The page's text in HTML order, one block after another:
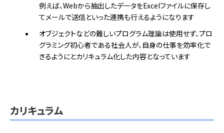
例えば、Webから抽出したデータをExcelファイルに保存し
てメールで送信といった連携も行えるようになります
オブジェクトなどの難しいプログラム理論は使用せず、プロ
グラミング初心者である社会人が、自身の仕事を効率化で
きるようにとカリキュラム化した内容となっています
カリキュラム